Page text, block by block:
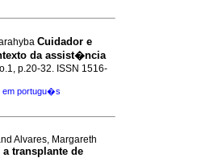
Cuidador e
da assist�ncia
p.20-32. ISSN 1516-
em portugu�s
Alvares, Margareth
transplante de